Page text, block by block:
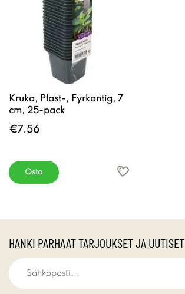
Kruka, Plast-, Fyrkantig, 7
cm, 25-pack
€7.56
Osta
HANKI PARHAAT TARJOUKSET JA UUTISET